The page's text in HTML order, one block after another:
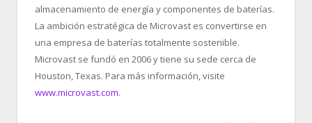
almacenamiento de energía y componentes de baterías.
La ambición estratégica de Microvast es convertirse en
una empresa de baterías totalmente sostenible.
Microvast se fundó en 2006 y tiene su sede cerca de
Houston, Texas. Para más información, visite
www.microvast.com.